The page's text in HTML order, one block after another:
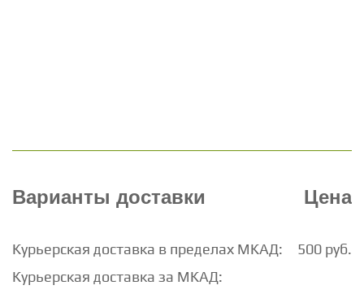
Варианты доставки Цена
Курьерская доставка в пределах МКАД:
500 руб.
Курьерская доставка за МКАД: